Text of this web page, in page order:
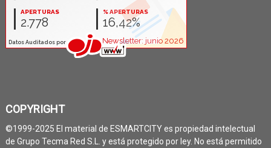
COPYRIGHT
©1999-2025 El material de ESMARTCITY es propiedad intelectual
de Grupo Tecma Red S.L. y está protegido por ley. No está permitido